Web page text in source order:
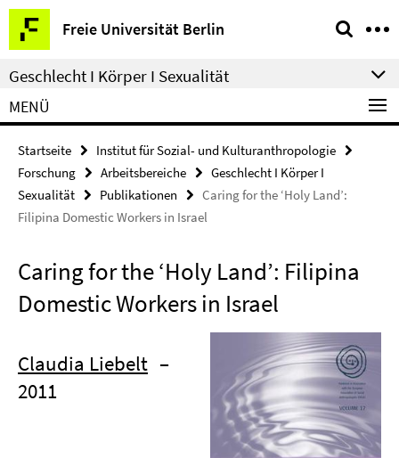
Springe
direkt
zu
Inhalt
Freie Universität Berlin
Service-
Navigation
Geschlecht I Körper I Sexualität
MENÜ
Startseite
Institut für Sozial- und Kulturanthropologie
Forschung
Arbeitsbereiche
Geschlecht I Körper I
Sexualität
Publikationen
Caring for the ‘Holy Land’:
Filipina Domestic Workers in Israel
Caring for the ‘Holy Land’: Filipina
Domestic Workers in Israel
Claudia Liebelt –
2011